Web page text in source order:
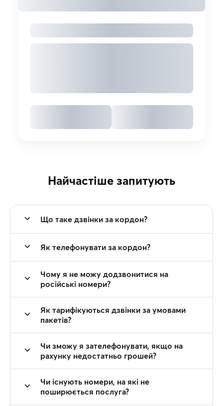
Найчастіше запитують
Що таке дзвінки за кордон?
Як телефонувати за кордон?
Чому я не можу додзвонитися на
російські номери?
Як тарифікуються дзвінки за умовами
пакетів?
Чи зможу я зателефонувати, якщо на
рахунку недостатньо грошей?
Чи існують номери, на які не
поширюється послуга?